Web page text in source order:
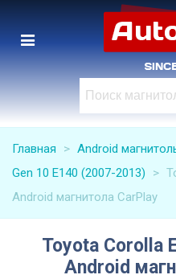
Главная > Android
Gen 10 E140 (2007-2013)
>
Android магнитола CarPlay
Toyota Corolla
Android